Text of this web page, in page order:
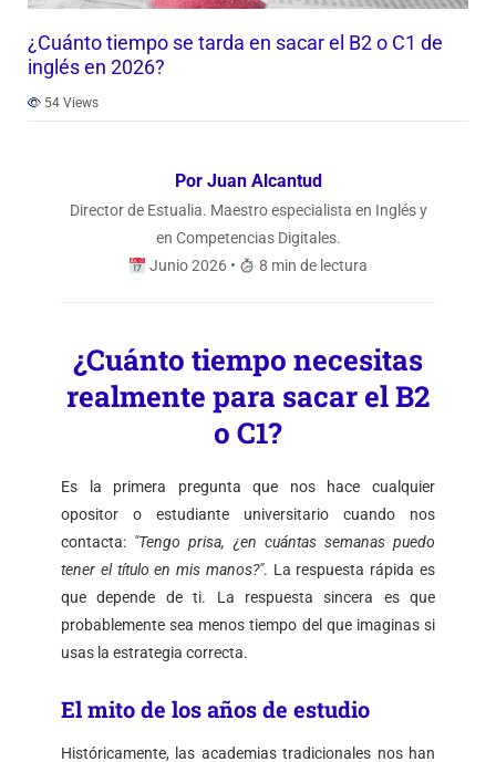
¿Cuánto tiempo se tarda en sacar el B2 o C1 de
inglés en 2026?
54 Views
Por Juan Alcantud
Director de Estualia. Maestro especialista en Inglés y
en Competencias Digitales.
Junio 2026 •
8 min de lectura
¿Cuánto tiempo necesitas
realmente para sacar el B2
o C1?
Es la primera pregunta que nos hace cualquier
opositor o estudiante universitario cuando nos
contacta: "Tengo prisa, ¿en cuántas semanas puedo
tener el título en mis manos?". La respuesta rápida es
que depende de ti. La respuesta sincera es que
probablemente sea menos tiempo del que imaginas si
usas la estrategia correcta.
El mito de los años de estudio
Históricamente, las academias tradicionales nos han